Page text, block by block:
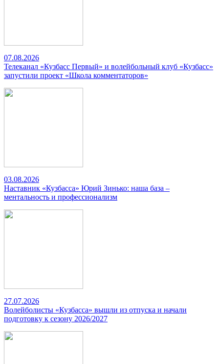
07.08.2026
Телеканал «Кузбасс Первый» и волейбольный клуб «Кузбасс»
запустили проект «Школа комментаторов»
03.08.2026
Наставник «Кузбасса» Юрий Зинько: наша база –
ментальность и профессионализм
27.07.2026
Волейболисты «Кузбасса» вышли из отпуска и начали
подготовку к сезону 2026/2027